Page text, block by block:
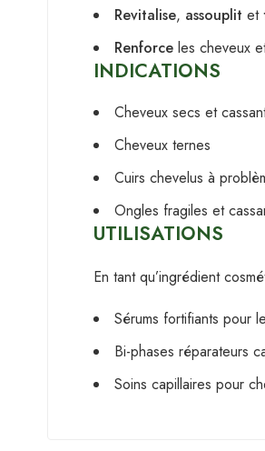
Revitalise, assouplit et
Renforce les cheveux
INDICATIONS
Cheveux secs et
Cheveux ternes
Cuirs chevelus à
Ongles fragiles et
UTILISATIONS
En tant qu’ingrédient
Sérums fortifiants pour
Bi-phases réparateurs
Soins capillaires pour